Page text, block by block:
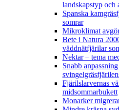
landskapstyp och
Spanska
somrar
Mikroklimat
Bete i Natura
väddnätfjärilar
Nektar – tema
Snabb
Fjärilslarvernas
midsommarbukett
Monarker